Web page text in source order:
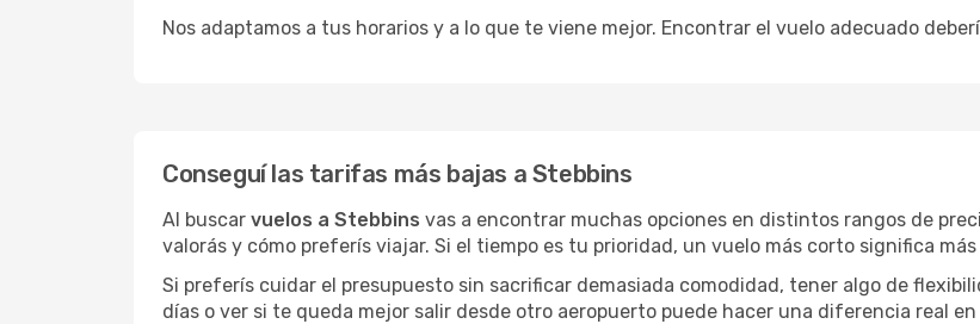
Nos adaptamos a tus horarios y a lo que te viene mejor. Encontrar el vuelo adecuado
Conseguí las tarifas más bajas a Stebbins
Al buscar vuelos a Stebbins vas a encontrar muchas opciones en distintos rangos de
valorás y cómo preferís viajar. Si el tiempo es tu prioridad, un vuelo más corto significa
Si preferís cuidar el presupuesto sin sacrificar demasiada comodidad, tener algo de
días o ver si te queda mejor salir desde otro aeropuerto puede hacer una diferencia real